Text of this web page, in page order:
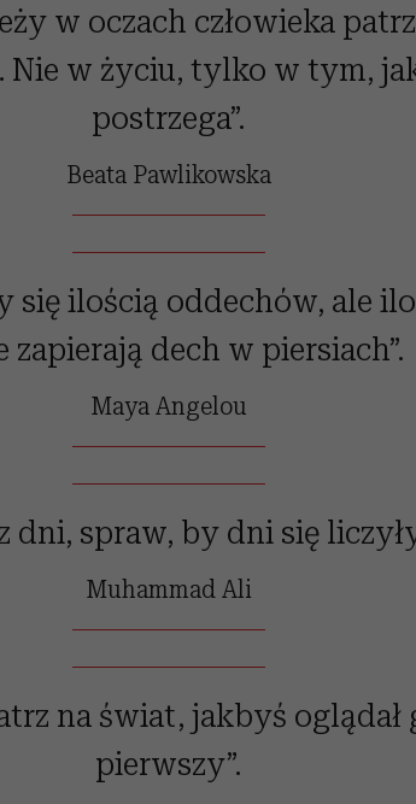
w oczach człowieka
Nie w życiu, tylko w tym,
postrzega”.
Beata Pawlikowska
się ilością oddechów, ale
zapierają dech w piersiach”.
Maya Angelou
dni, spraw, by dni się
Muhammad Ali
na świat, jakbyś oglądał
pierwszy”.